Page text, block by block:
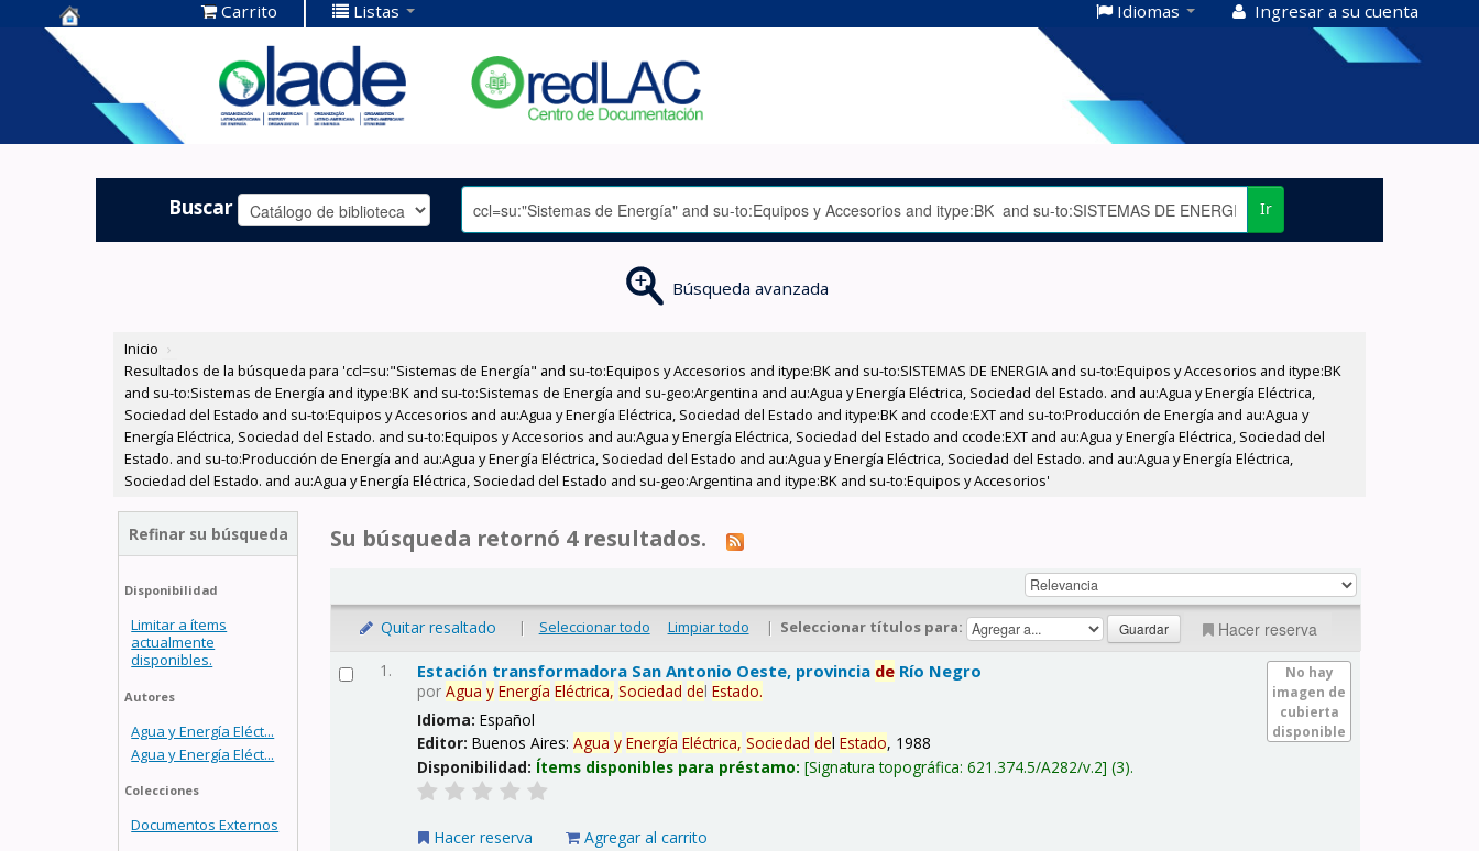
Centro de
Documentación
OLADE -
Carrito Listas Idiomas Ingresar a su cuenta
Buscar Ir
Búsqueda avanzada
Inicio ›
Resultados de la búsqueda para 'ccl=su:"Sistemas de Energía" and su-to:Equipos y Accesorios and itype:BK and su-to:SISTEMAS DE ENERGIA and su-to:Equipos y Accesorios and itype:BK
and su-to:Sistemas de Energía and itype:BK and su-to:Sistemas de Energía and su-geo:Argentina and au:Agua y Energía Eléctrica, Sociedad del Estado. and au:Agua y Energía Eléctrica,
Sociedad del Estado and su-to:Equipos y Accesorios and au:Agua y Energía Eléctrica, Sociedad del Estado and itype:BK and ccode:EXT and su-to:Producción de Energía and au:Agua y
Energía Eléctrica, Sociedad del Estado. and su-to:Equipos y Accesorios and au:Agua y Energía Eléctrica, Sociedad del Estado and ccode:EXT and au:Agua y Energía Eléctrica, Sociedad del
Estado. and su-to:Producción de Energía and au:Agua y Energía Eléctrica, Sociedad del Estado and au:Agua y Energía Eléctrica, Sociedad del Estado. and au:Agua y Energía Eléctrica,
Sociedad del Estado. and au:Agua y Energía Eléctrica, Sociedad del Estado and su-geo:Argentina and itype:BK and su-to:Equipos y Accesorios'
Refinar su búsqueda
Disponibilidad
Limitar a ítems
actualmente
disponibles.
Autores
Agua y Energía Eléct...
Agua y Energía Eléct...
Colecciones
Documentos Externos
Su búsqueda retornó 4 resultados.
Quitar resaltado | Seleccionar todo Limpiar todo | Seleccionar títulos para: Hacer reserva
1.
No hay
imagen de
cubierta
disponible
Estación transformadora San Antonio Oeste, provincia de Río Negro
porAgua y Energía Eléctrica, Sociedad delEstado.
Idioma:Español
Editor:Buenos Aires:Agua y Energía Eléctrica, Sociedad delEstado, 1988
Disponibilidad: Ítems disponibles para préstamo: Signatura topográfica:621.374.5/A282/v.2 (3).
Hacer reserva Agregar al carrito